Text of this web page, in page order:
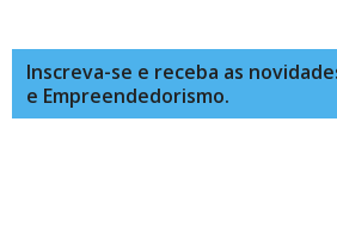
Inscreva-se e receba as
e Empreendedorismo.